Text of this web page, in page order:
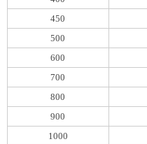
450
500
600
700
800
900
1000